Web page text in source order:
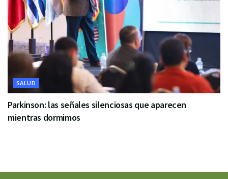
SALUD
Parkinson: las señales silenciosas que aparecen
mientras dormimos